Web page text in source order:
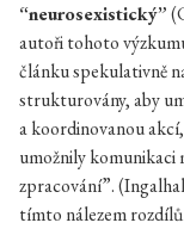
“neurosexistický”
autoři tohoto
článku spekulativně
strukturovány, aby
a koordinovanou
umožnily komunikaci
zpracování”.
tímto nálezem